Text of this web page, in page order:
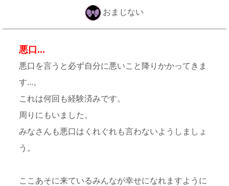
おまじない
悪口...
悪口を言うと必ず自分に悪いこと降りかかってきま
す...。
これは何回も経験済みです。
周りにもいました。
みなさんも悪口はくれぐれも言わないようしましょ
う。
ここあそに来ているみんなが幸せになれますように